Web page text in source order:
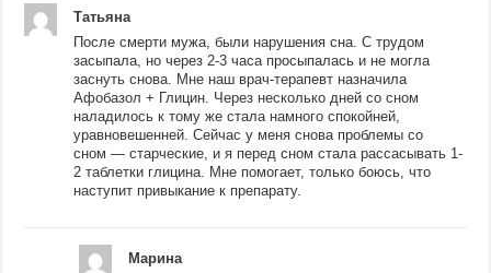
Татьяна
После смерти мужа, были нарушения сна. С трудом
засыпала, но через 2-3 часа просыпалась и не могла
заснуть снова. Мне наш врач-терапевт назначила
Афобазол + Глицин. Через несколько дней со сном
наладилось к тому же стала намного спокойней,
уравновешенней. Сейчас у меня снова проблемы со
сном — старческие, и я перед сном стала рассасывать 1-
2 таблетки глицина. Мне помогает, только боюсь, что
наступит привыкание к препарату.
Марина